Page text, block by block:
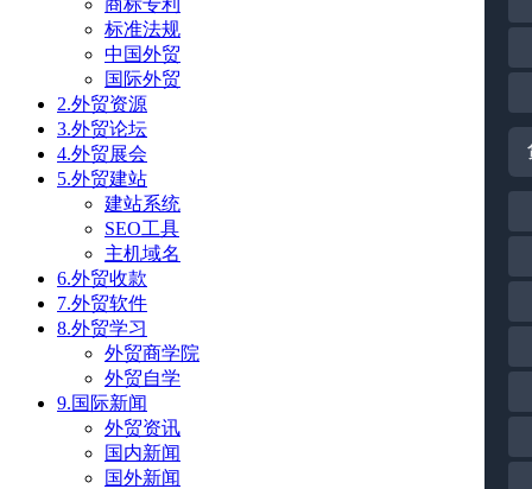
商标专利
标准法规
中国外贸
国际外贸
2.外贸资源
3.外贸论坛
4.外贸展会
5.外贸建站
建站系统
SEO工具
主机域名
6.外贸收款
7.外贸软件
8.外贸学习
外贸商学院
外贸自学
9.国际新闻
外贸资讯
国内新闻
国外新闻